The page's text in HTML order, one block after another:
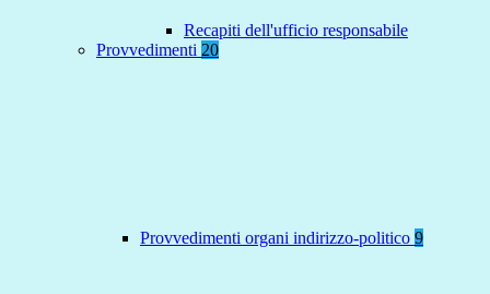
Recapiti dell'ufficio responsabile
Provvedimenti 20
Provvedimenti organi indirizzo-politico 9